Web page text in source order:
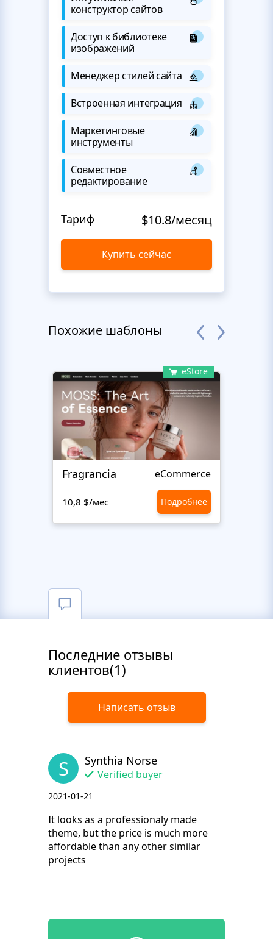
конструктор сайтов
Доступ к библиотеке
изображений
Менеджер стилей сайта
Встроенная интеграция
Маркетинговые
инструменты
Совместное
редактирование
Тариф $10.8/месяц
Купить сейчас
Похожие шаблоны
eStore
Fragrancia eCommerce
10,8 $/мес Подробнее
Последние отзывы
клиентов(1)
Написать отзыв
S Synthia Norse
Verified buyer
2021-01-21
It looks as a professionaly made
theme, but the price is much more
affordable than any other similar
projects